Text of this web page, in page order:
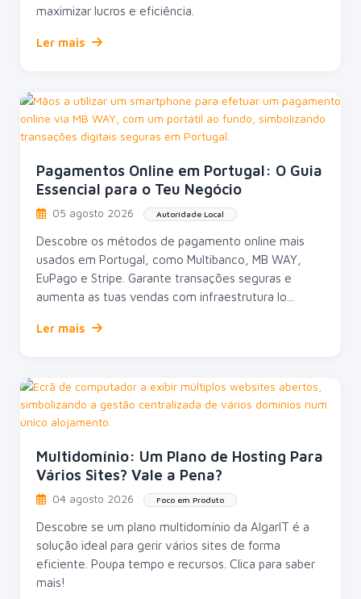
maximizar lucros e eficiência.
Ler mais
Pagamentos Online em Portugal: O Guia
Essencial para o Teu Negócio
05 agosto 2026 Autoridade Local
Descobre os métodos de pagamento online mais
usados em Portugal, como Multibanco, MB WAY,
EuPago e Stripe. Garante transações seguras e
aumenta as tuas vendas com infraestrutura lo...
Ler mais
Multidomínio: Um Plano de Hosting Para
Vários Sites? Vale a Pena?
04 agosto 2026 Foco em Produto
Descobre se um plano multidomínio da AlgarIT é a
solução ideal para gerir vários sites de forma
eficiente. Poupa tempo e recursos. Clica para saber
mais!